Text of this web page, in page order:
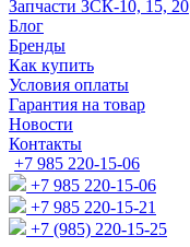
Запчасти ЗСК-10, 15, 20
Блог
Бренды
Как купить
Условия оплаты
Гарантия на товар
Новости
Контакты
+7 985 220-15-06
+7 985 220-15-06
+7 985 220-15-21
+7 (985) 220-15-25